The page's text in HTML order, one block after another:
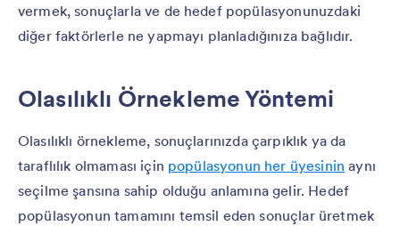
vermek, sonuçlarla ve de hedef popülasyonunuzdaki
diğer faktörlerle ne yapmayı planladığınıza bağlıdır.
Olasılıklı Örnekleme Yöntemi
Olasılıklı örnekleme, sonuçlarınızda çarpıklık ya da
taraflılık olmaması için popülasyonun her üyesinin aynı
seçilme şansına sahip olduğu anlamına gelir. Hedef
popülasyonun tamamını temsil eden sonuçlar üretmek